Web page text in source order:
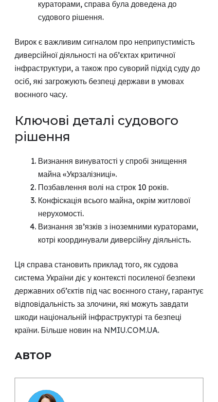
кураторами, справа була доведена до
судового рішення.
Вирок є важливим сигналом про неприпустимість
диверсійної діяльності на об’єктах критичної
інфраструктури, а також про суворий підхід суду до
осіб, які загрожують безпеці держави в умовах
воєнного часу.
Ключові деталі судового
рішення
Визнання винуватості у спробі знищення
майна «Укрзалізниці».
Позбавлення волі на строк 10 років.
Конфіскація всього майна, окрім житлової
нерухомості.
Визнання зв’язків з іноземними кураторами,
котрі координували диверсійну діяльність.
Ця справа становить приклад того, як судова
система України діє у контексті посиленої безпеки
державних об’єктів під час воєнного стану, гарантує
відповідальність за злочини, які можуть завдати
шкоди національній інфраструктурі та безпеці
країни. Більше новин на NMIU.COM.UA.
АВТОР